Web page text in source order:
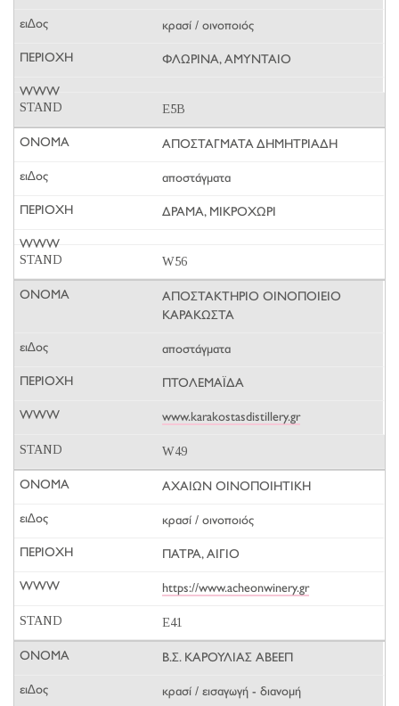
κρασί / οινοποιός
ΦΛΩΡΙΝΑ, ΑΜΥΝΤΑΙΟ
E5B
ΑΠΟΣΤΑΓΜΑΤΑ ΔΗΜΗΤΡΙΑΔΗ
αποστάγματα
ΔΡΑΜΑ, ΜΙΚΡΟΧΩΡΙ
W56
ΑΠΟΣΤΑΚΤΗΡΙΟ ΟΙΝΟΠΟΙΕΙΟ
ΚΑΡΑΚΩΣΤΑ
αποστάγματα
ΠΤΟΛΕΜΑΪΔΑ
www.karakostasdistillery.gr
W49
ΑΧΑΙΩΝ ΟΙΝΟΠΟΙΗΤΙΚΗ
κρασί / οινοποιός
ΠΑΤΡΑ, ΑΙΓΙΟ
https://www.acheonwinery.gr
E41
Β.Σ. ΚΑΡΟΥΛΙΑΣ ΑΒΕΕΠ
κρασί / εισαγωγή - διανομή